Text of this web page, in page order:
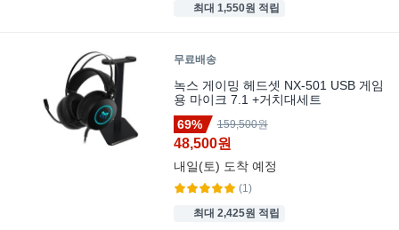
최대 1,550원 적립
무료배송
녹스 게이밍 헤드셋 NX-501 USB 게임
용 마이크 7.1 +거치대세트
69%
159,500원
48,500원
내일(토) 도착 예정
(1)
최대 2,425원 적립